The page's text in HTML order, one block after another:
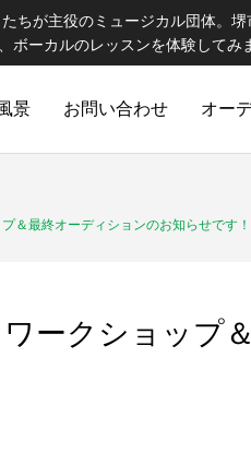
ちが主役のミュージカル団体。
ボーカルのレッスンを体験してみ
景 お問い合わせ オー
＆最終オーディションのお知らせです！
ークショップ